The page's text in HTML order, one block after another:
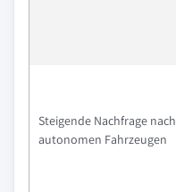
Steigende Nachfrage nach
autonomen Fahrzeugen